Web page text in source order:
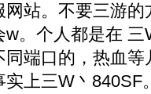
站。不要三游的
。个人都是在
端口的，热血
上三W丶840SF